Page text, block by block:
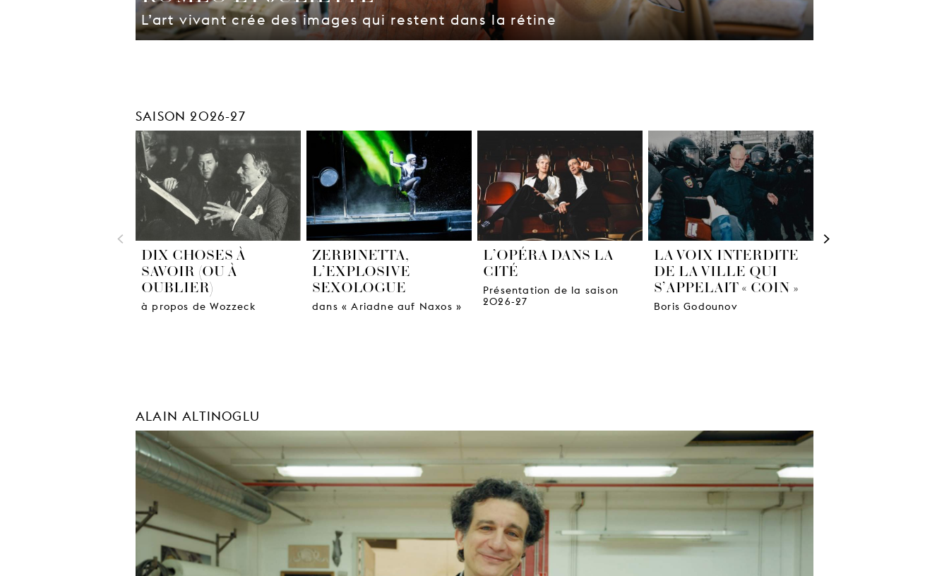
L’art vivant crée des images qui restent dans la rétine
SAISON 2026-27
< >
DIX CHOSES À
SAVOIR (OU À
OUBLIER)
à propos de Wozzeck
ZERBINETTA,
L’EXPLOSIVE
SEXOLOGUE
dans « Ariadne auf Naxos »
L’OPÉRA DANS LA
CITÉ
Présentation de la saison
2026-27
LA VOIX INTERDITE
DE LA VILLE QUI
S’APPELAIT « COIN »
Boris Godounov
ALAIN ALTINOGLU